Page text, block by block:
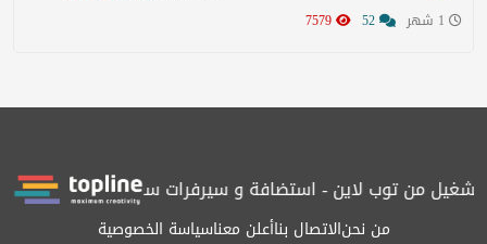
بتشغيل من توب لاين - استضافة و سيرفرات سعوديةالمرصد
من نحنالاتصال بناأعلن معناسياسة الخصوصية